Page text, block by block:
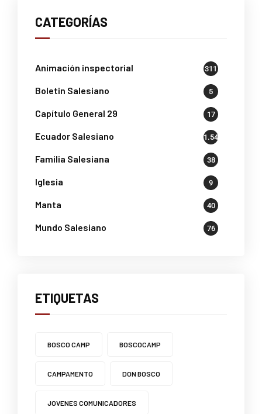
CATEGORÍAS
Animación inspectorial 311
Boletin Salesiano 5
Capítulo General 29 17
Ecuador Salesiano 1.541
Familia Salesiana 38
Iglesia 9
Manta 40
Mundo Salesiano 76
ETIQUETAS
BOSCO CAMP BOSCOCAMP
CAMPAMENTO DON BOSCO
JOVENES COMUNICADORES